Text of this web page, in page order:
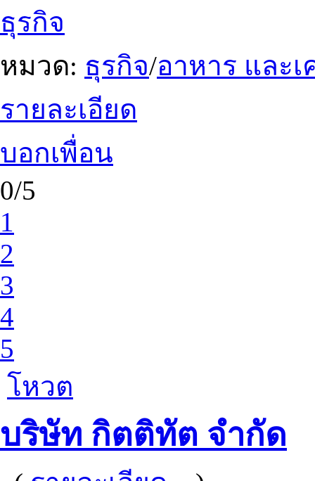
ธุรกิจ
หมวด: ธุรกิจ/อาหาร และเ
รายละเอียด
บอกเพื่อน
0/5
1
2
3
4
5
โหวต
บริษัท กิตติทัต จำกัด